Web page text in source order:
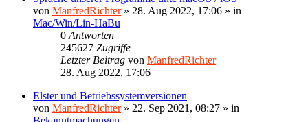
von ManfredRichter» 28. Aug 2022, 17:06 » in
Mac/Win/Lin-HaBu
0 Antworten
245627 Zugriffe
Letzter Beitrag von ManfredRichter
28. Aug 2022, 17:06
Elster und Betriebssystemversionen
von ManfredRichter» 22. Sep 2021, 08:27 » in